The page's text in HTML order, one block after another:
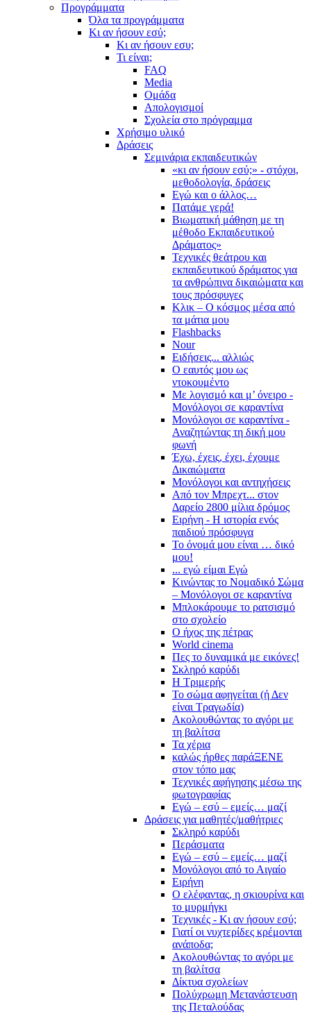
Προγράμματα
Όλα τα προγράμματα
Κι αν ήσουν εσύ;
Κι αν ήσουν εσυ;
Τι είναι;
FAQ
Media
Ομάδα
Απολογισμοί
Σχολεία στο πρόγραμμα
Χρήσιμο υλικό
Δράσεις
Σεμινάρια εκπαιδευτικών
«κι αν ήσουν εσύ;» - στόχοι,
μεθοδολογία, δράσεις
Εγώ και ο άλλος…
Πατάμε γερά!
Βιωματική μάθηση με τη
μέθοδο Εκπαιδευτικού
Δράματος»
Τεχνικές θεάτρου και
εκπαιδευτικού δράματος για
τα ανθρώπινα δικαιώματα και
τους πρόσφυγες
Κλικ – Ο κόσμος μέσα από
τα μάτια μου
Flashbacks
Nour
Ειδήσεις... αλλιώς
Ο εαυτός μου ως
ντοκουμέντο
Με λογισμό και μ’ όνειρο -
Μονόλογοι σε καραντίνα
Μονόλογοι σε καραντίνα -
Αναζητώντας τη δική μου
φωνή
Έχω, έχεις, έχει, έχουμε
Δικαιώματα
Μονόλογοι και αντηχήσεις
Από τον Μπρεχτ... στον
Δαρείο 2800 μίλια δρόμος
Ειρήνη - Η ιστορία ενός
παιδιού πρόσφυγα
Το όνομά μου είναι … δικό
μου!
... εγώ είμαι Εγώ
Κινώντας το Νομαδικό Σώμα
– Μονόλογοι σε καραντίνα
Μπλοκάρουμε το ρατσισμό
στο σχολείο
Ο ήχος της πέτρας
World cinema
Πες το δυναμικά με εικόνες!
Σκληρό καρύδι
Η Τριμερής
Το σώμα αφηγείται (ή Δεν
είναι Τραγωδία)
Ακολουθώντας το αγόρι με
τη βαλίτσα
Τα χέρια
καλώς ήρθες παράΞΕΝΕ
στον τόπο μας
Τεχνικές αφήγησης μέσω της
φωτογραφίας
Εγώ – εσύ – εμείς… μαζί
Δράσεις για μαθητές/μαθήτριες
Σκληρό καρύδι
Περάσματα
Εγώ – εσύ – εμείς… μαζί
Μονόλογοι από το Αιγαίο
Ειρήνη
Ο ελέφαντας, η σκιουρίνα και
το μυρμήγκι
Τεχνικές - Κι αν ήσουν εσύ;
Γιατί οι νυχτερίδες κρέμονται
ανάποδα;
Ακολουθώντας το αγόρι με
τη βαλίτσα
Δίκτυα σχολείων
Πολύχρωμη Μετανάστευση
της Πεταλούδας